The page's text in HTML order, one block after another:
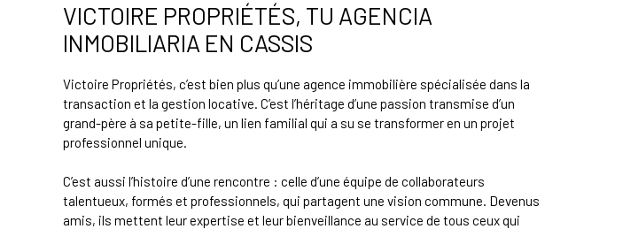
VICTOIRE PROPRIÉTÉS, TU AGENCIA
INMOBILIARIA EN CASSIS
Victoire Propriétés, c’est bien plus qu’une agence immobilière spécialisée dans la
transaction et la gestion locative. C’est l’héritage d’une passion transmise d’un
grand-père à sa petite-fille, un lien familial qui a su se transformer en un projet
professionnel unique.
C’est aussi l’histoire d’une rencontre : celle d’une équipe de collaborateurs
talentueux, formés et professionnels, qui partagent une vision commune. Devenus
amis, ils mettent leur expertise et leur bienveillance au service de tous ceux qui